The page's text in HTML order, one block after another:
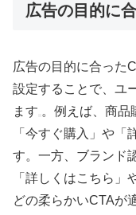
広告の目的に
広告の目的に合った
設定することで、ユ
ます 。例えば、商品
「今すぐ購入」や
す。一方、ブランド
「詳しくはこちら
どの柔らかいCTAが